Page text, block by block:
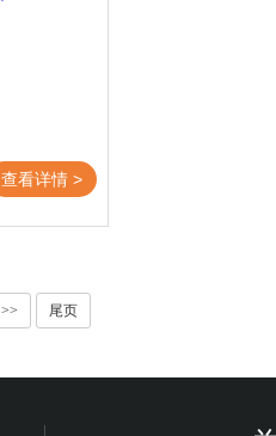
查看详情 >
>> 尾页